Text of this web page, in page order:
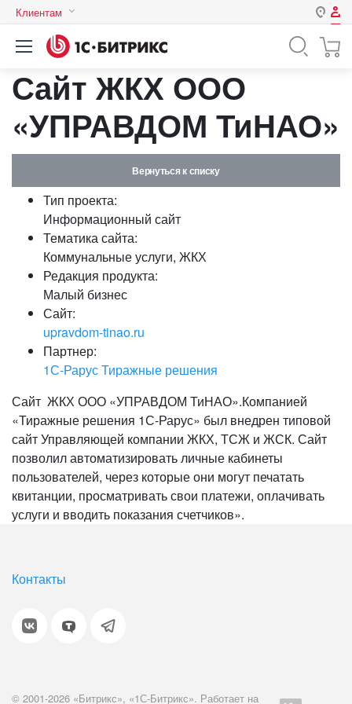
Клиентам
Авторизация
Нет аккаунта?Зарегистрироваться
Логин
Пароль
Запомнить меня на этом
Забыли свой пароль?
или войдите с помощью
Сайт ЖКХ ООО
«УПРАВДОМ ТиНАО»
Вернуться к списку
Тип проекта:
Информационный сайт
Тематика сайта:
Коммунальные услуги, ЖКХ
Редакция продукта:
Малый бизнес
Сайт:
upravdom-tinao.ru
Партнер:
1С-Рарус Тиражные решения
Сайт ЖКХ ООО «УПРАВДОМ ТиНАО».Компанией
«Тиражные решения 1С-Рарус» был внедрен типовой
сайт Управляющей компании ЖКХ, ТСЖ и ЖСК. Сайт
позволил автоматизировать личные кабинеты
пользователей, через которые они могут печатать
квитанции, просматривать свои платежи, оплачивать
услуги и вводить показания счетчиков».
Контакты
© 2001-2026 «Битрикс», «1С-Битрикс». Работает на